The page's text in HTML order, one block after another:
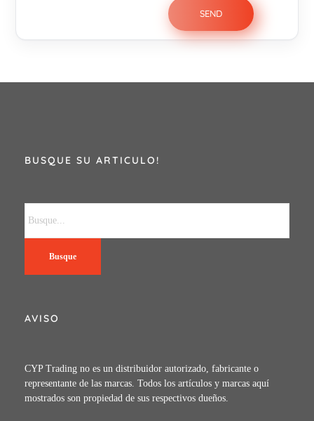
BUSQUE SU ARTICULO!
Busque
AVISO
CYP Trading no es un distribuidor autorizado, fabricante o
representante de las marcas. Todos los artículos y marcas aquí
mostrados son propiedad de sus respectivos dueños.